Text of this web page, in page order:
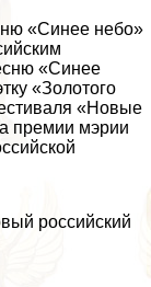
«Синее небо»
«Синее
«Золотого
«Новые
премии мэрии
российский